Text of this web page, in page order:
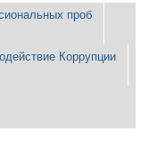
проб
Коррупции